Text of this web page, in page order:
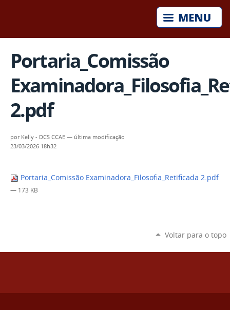
Portaria_Comissão
2.pdf
por Kelly - DCS CCAE — última modificação
23/03/2026 18h32
Portaria_Comissão Examinadora_Filosofia_Retificada 2.pdf
— 173 KB
Voltar para o topo